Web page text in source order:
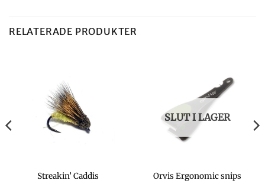
RELATERADE PRODUKTER
Streakin’ Caddis
SLUT I LAGER
Orvis Ergonomic snips